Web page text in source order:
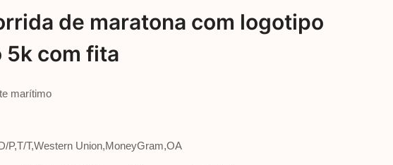
de maratona com logotipo
5k com fita
marítimo
P,T/T,Western Union,MoneyGram,OA